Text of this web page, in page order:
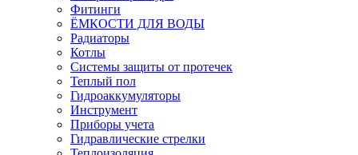
Фитинги
ЁМКОСТИ ДЛЯ ВОДЫ
Радиаторы
Котлы
Системы защиты от протечек
Теплый пол
Гидроаккумуляторы
Инструмент
Приборы учета
Гидравлические стрелки